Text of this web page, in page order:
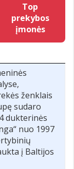
Top
prekybos
įmonės
ženklais
sudaro
dukterinės
nuo 1997
į Baltijos